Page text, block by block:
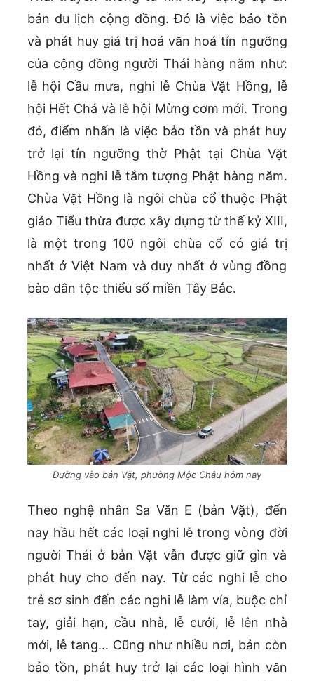
bản du lịch cộng đồng. Đó là việc bảo tồn
và phát huy giá trị hoá văn hoá tín ngưỡng
của cộng đồng người Thái hàng năm như:
lễ hội Cầu mưa, nghi lễ Chùa Vặt Hồng, lễ
hội Hết Chá và lễ hội Mừng cơm mới. Trong
đó, điểm nhấn là việc bảo tồn và phát huy
trở lại tín ngưỡng thờ Phật tại Chùa Vặt
Hồng và nghi lễ tắm tượng Phật hàng năm.
Chùa Vặt Hồng là ngôi chùa cổ thuộc Phật
giáo Tiểu thừa được xây dựng từ thế kỷ XIII,
là một trong 100 ngôi chùa cổ có giá trị
nhất ở Việt Nam và duy nhất ở vùng đồng
bào dân tộc thiểu số miền Tây Bắc.
Đường vào bản Vặt, phường Mộc Châu hôm nay
Theo nghệ nhân Sa Văn E (bản Vặt), đến
nay hầu hết các loại nghi lễ trong vòng đời
người Thái ở bản Vặt vẫn được giữ gìn và
phát huy cho đến nay. Từ các nghi lễ cho
trẻ sơ sinh đến các nghi lễ làm vía, buộc chỉ
tay, giải hạn, cầu nhà, lễ cưới, lễ lên nhà
mới, lễ tang… Cũng như nhiều nơi, bản còn
bảo tồn, phát huy trở lại các loại hình văn